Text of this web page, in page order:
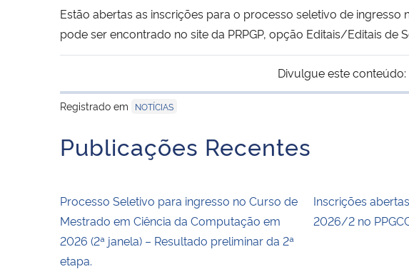
Estão abertas as inscrições para o processo seletivo de
pode ser encontrado no site da PRPGP, opção Editais/Editais de
Divulgue este conteúdo:
Registrado em
NOTÍCIAS
Publicações Recentes
Processo Seletivo para ingresso no Curso de
Mestrado em Ciência da Computação em
2026 (2ª janela) – Resultado preliminar da 2ª
etapa.
Inscrições
2026/2 no